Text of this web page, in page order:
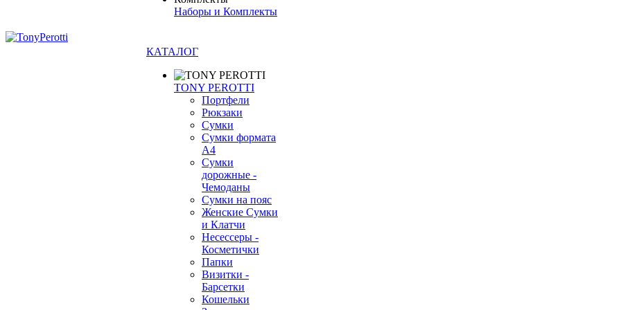
Наборы и Комплекты
КАТАЛОГ
TONY PEROTTI
Портфели
Рюкзаки
Сумки
Сумки формата
А4
Сумки
дорожные -
Чемоданы
Сумки на пояс
Женские Сумки
и Клатчи
Несессеры -
Косметички
Папки
Визитки -
Барсетки
Кошельки